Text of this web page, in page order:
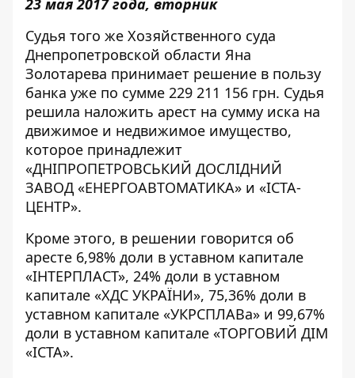
23 мая 2017 года, вторник
Судья того же Хозяйственного суда
Днепропетровской области Яна
Золотарева принимает решение в пользу
банка уже по сумме 229 211 156 грн. Судья
решила наложить арест на сумму иска на
движимое и недвижимое имущество,
которое принадлежит
«ДНІПРОПЕТРОВСЬКИЙ ДОСЛІДНИЙ
ЗАВОД «ЕНЕРГОАВТОМАТИКА» и «ІСТА-
ЦЕНТР».
Кроме этого, в решении говорится об
аресте 6,98% доли в уставном капитале
«ІНТЕРПЛАСТ», 24% доли в уставном
капитале «ХДС УКРАЇНИ», 75,36% доли в
уставном капитале «УКРСПЛАВа» и 99,67%
доли в уставном капитале «ТОРГОВИЙ ДІМ
«ІСТА».